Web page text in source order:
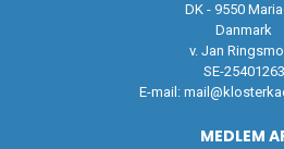
DK - 9550
Danmark
v. Jan
SE-25401263
E-mail:
MEDLEM